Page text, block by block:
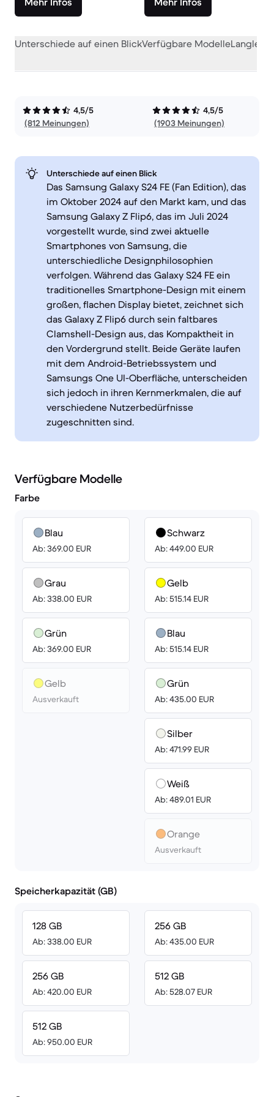
Unterschiede auf einen BlickVerfügbare Modelle
4,5/5
(812 Meinungen)
4,5/5
(1903 Meinungen)
Unterschiede auf einen Blick
Das Samsung Galaxy S24 FE (Fan Edition), das
im Oktober 2024 auf den Markt kam, und das
Samsung Galaxy Z Flip6, das im Juli 2024
vorgestellt wurde, sind zwei aktuelle
Smartphones von Samsung, die
unterschiedliche Designphilosophien
verfolgen. Während das Galaxy S24 FE ein
traditionelles Smartphone-Design mit einem
großen, flachen Display bietet, zeichnet sich
das Galaxy Z Flip6 durch sein faltbares
Clamshell-Design aus, das Kompaktheit in
den Vordergrund stellt. Beide Geräte laufen
mit dem Android-Betriebssystem und
Samsungs One UI-Oberfläche, unterscheiden
sich jedoch in ihren Kernmerkmalen, die auf
verschiedene Nutzerbedürfnisse
zugeschnitten sind.
Verfügbare Modelle
Farbe
Blau
Ab: 369.00 EUR
Grau
Ab: 338.00 EUR
Grün
Ab: 369.00 EUR
Gelb
Ausverkauft
Schwarz
Ab: 449.00 EUR
Gelb
Ab: 515.14 EUR
Blau
Ab: 515.14 EUR
Grün
Ab: 435.00 EUR
Silber
Ab: 471.99 EUR
Weiß
Ab: 489.01 EUR
Orange
Ausverkauft
Speicherkapazität (GB)
128 GB
Ab: 338.00 EUR
256 GB
Ab: 420.00 EUR
512 GB
Ab: 950.00 EUR
256 GB
Ab: 435.00 EUR
512 GB
Ab: 528.07 EUR